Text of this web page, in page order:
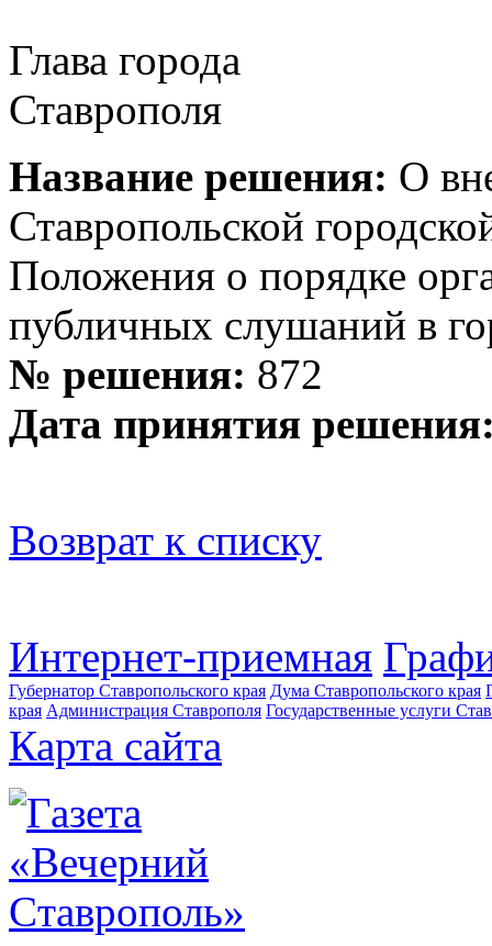
Глава города
Название решения: О
Ставропольской
Положения о порядке
публичных слушаний в
№ решения: 872
Дата принятия
Возврат к списку
Интернет-приемная
Губернатор Ставропольского края Дума Ставропольского края
края Администрация Ставрополя Государственные услуги
Карта сайта